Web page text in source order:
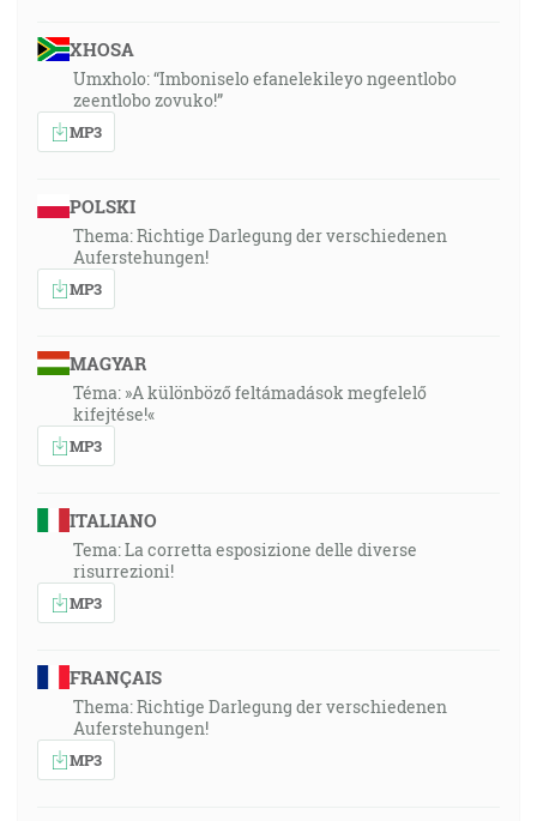
XHOSA
Umxholo: “Imboniselo efanelekileyo ngeentlobo
zeentlobo zovuko!”
MP3
POLSKI
Thema: Richtige Darlegung der verschiedenen
Auferstehungen!
MP3
MAGYAR
Téma: »A különböző feltámadások megfelelő
kifejtése!«
MP3
ITALIANO
Tema: La corretta esposizione delle diverse
risurrezioni!
MP3
FRANÇAIS
Thema: Richtige Darlegung der verschiedenen
Auferstehungen!
MP3